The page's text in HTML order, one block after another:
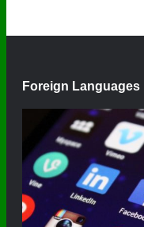
Foreign Languages